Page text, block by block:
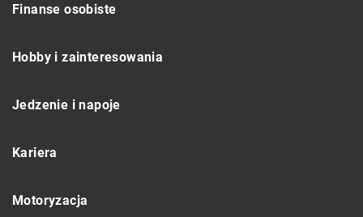
Finanse osobiste
Hobby i zainteresowania
Jedzenie i napoje
Kariera
Motoryzacja